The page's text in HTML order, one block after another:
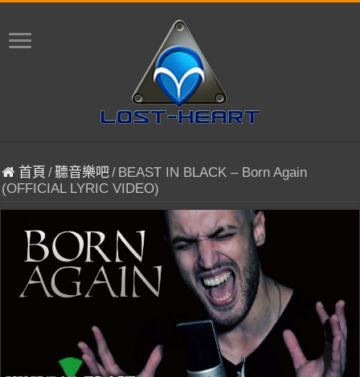
首頁 /聽音樂吧/ BEAST IN BLACK – Born Again
(OFFICIAL LYRIC VIDEO)